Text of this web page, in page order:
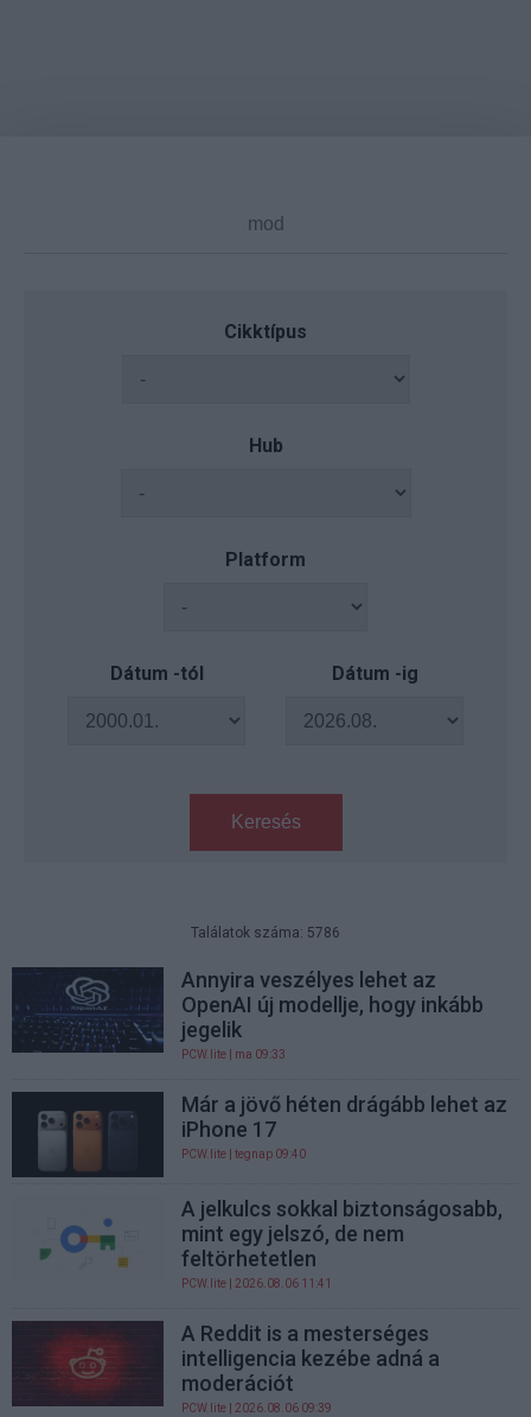
Cikktípus
Hub
Platform
Dátum -tól Dátum -ig
Keresés
Találatok száma: 5786
Annyira veszélyes lehet az
OpenAI új modellje, hogy inkább
jegelik
PCW.lite | ma 09:33
Már a jövő héten drágább lehet az
iPhone 17
PCW.lite | tegnap 09:40
A jelkulcs sokkal biztonságosabb,
mint egy jelszó, de nem
feltörhetetlen
PCW.lite | 2026.08.06 11:41
A Reddit is a mesterséges
intelligencia kezébe adná a
moderációt
PCW.lite | 2026.08.06 09:39